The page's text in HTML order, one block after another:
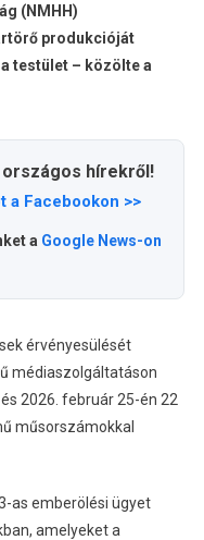
(NMHH)
produkcióját
testület – közölte a
országos hírekről!
a Facebookon >>
a Google News-on
érvényesülését
médiaszolgáltatáson
2026. február 25-én 22
műsorszámokkal
as emberölési ügyet
amelyeket a